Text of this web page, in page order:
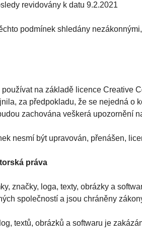
revidovány k datu 9.2.2021
podmínek shledány
na základě licence Creative
za předpokladu, že se nejedná o
zachována veškerá upozornění
nesmí být upravován, přenášen,
práva
značky, loga, texty, obrázky a
společností a jsou chráněny
textů, obrázků a softwaru je